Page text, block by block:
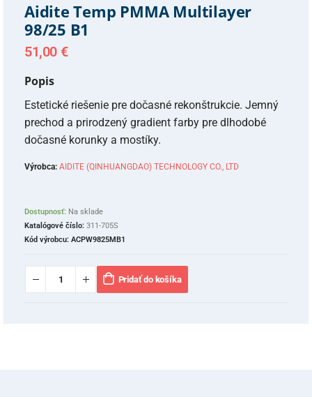
Aidite Temp PMMA Multilayer
98/25 B1
51,00 €
Popis
Estetické riešenie pre dočasné rekonštrukcie. Jemný
prechod a prirodzený gradient farby pre dlhodobé
dočasné korunky a mostíky.
Výrobca: AIDITE (QINHUANGDAO) TECHNOLOGY CO., LTD
Dostupnosť: Na sklade
Katalógové číslo: 311-705S
Kód výrobcu: ACPW9825MB1
Pridať do košíka